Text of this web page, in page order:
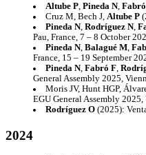
Altube P, Pineda N,
Cruz M, Bech J, Altube P
Pineda N, Rodríguez N,
Pau, France, 7 – 8 October
Pineda N, Balagué M,
France, 15 – 19 September
Pineda N, Fabró F,
General Assembly 2025,
Moris JV, Hunt HGP,
EGU General Assembly
Rodríguez O(2025):
2024